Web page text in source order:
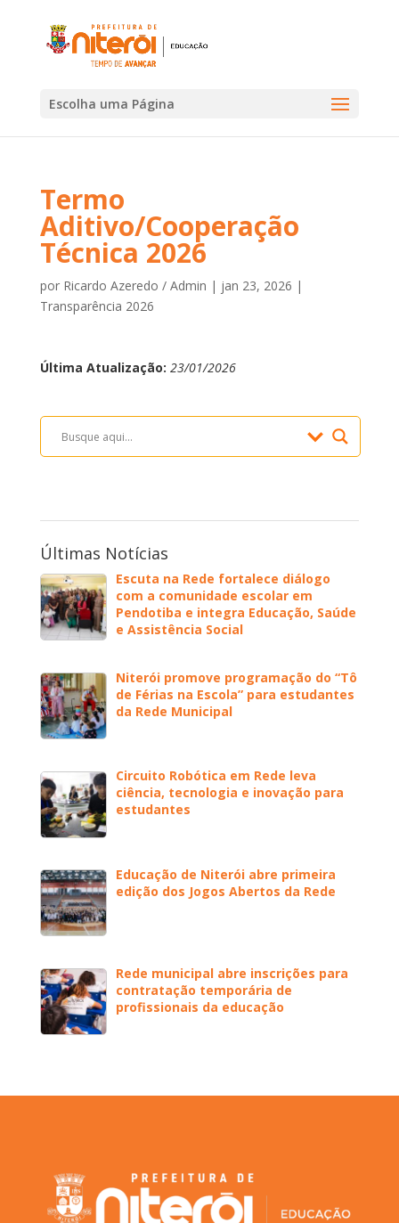
Escolha uma Página
Termo
Aditivo/Cooperação
Técnica 2026
por Ricardo Azeredo / Admin | jan 23, 2026 |
Transparência 2026
Última Atualização: 23/01/2026
Últimas Notícias
Escuta na Rede fortalece diálogo
com a comunidade escolar em
Pendotiba e integra Educação, Saúde
e Assistência Social
Niterói promove programação do “Tô
de Férias na Escola” para estudantes
da Rede Municipal
Circuito Robótica em Rede leva
ciência, tecnologia e inovação para
estudantes
Educação de Niterói abre primeira
edição dos Jogos Abertos da Rede
Rede municipal abre inscrições para
contratação temporária de
profissionais da educação